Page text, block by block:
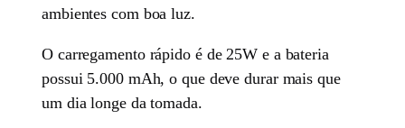
ambientes com boa luz.
O carregamento rápido é de 25W e a bateria
possui 5.000 mAh, o que deve durar mais que
um dia longe da tomada.